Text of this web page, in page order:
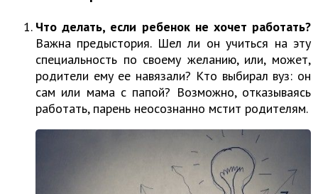
Что делать, если ребенок не хочет работать?
Важна предыстория. Шел ли он учиться на эту
специальность по своему желанию, или, может,
родители ему ее навязали? Кто выбирал вуз: он
сам или мама с папой? Возможно, отказываясь
работать, парень неосознанно мстит родителям.